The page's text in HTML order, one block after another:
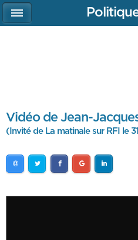
Vidéo de Jean-
(Invité de La matinale sur RFI le